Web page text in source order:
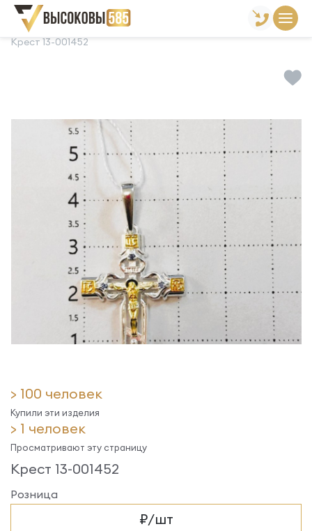
Главная Склад готовой продукции
Крест 13-001452
> 100 человек
Купили эти изделия
> 1 человек
Просматривают эту страницу
Крест 13-001452
Розница
₽/шт